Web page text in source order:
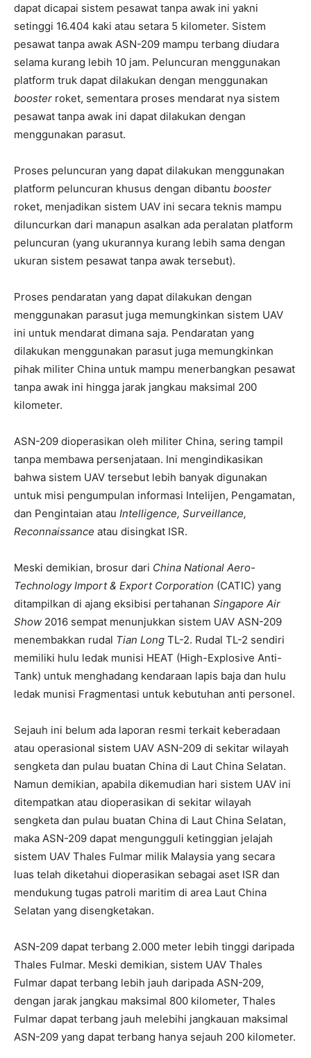
dapat dicapai sistem pesawat tanpa awak ini yakni
setinggi 16.404 kaki atau setara 5 kilometer. Sistem
pesawat tanpa awak ASN-209 mampu terbang diudara
selama kurang lebih 10 jam. Peluncuran menggunakan
platform truk dapat dilakukan dengan menggunakan
booster roket, sementara proses mendarat nya sistem
pesawat tanpa awak ini dapat dilakukan dengan
menggunakan parasut.
Proses peluncuran yang dapat dilakukan menggunakan
platform peluncuran khusus dengan dibantu booster
roket, menjadikan sistem UAV ini secara teknis mampu
diluncurkan dari manapun asalkan ada peralatan platform
peluncuran (yang ukurannya kurang lebih sama dengan
ukuran sistem pesawat tanpa awak tersebut).
Proses pendaratan yang dapat dilakukan dengan
menggunakan parasut juga memungkinkan sistem UAV
ini untuk mendarat dimana saja. Pendaratan yang
dilakukan menggunakan parasut juga memungkinkan
pihak militer China untuk mampu menerbangkan pesawat
tanpa awak ini hingga jarak jangkau maksimal 200
kilometer.
ASN-209 dioperasikan oleh militer China, sering tampil
tanpa membawa persenjataan. Ini mengindikasikan
bahwa sistem UAV tersebut lebih banyak digunakan
untuk misi pengumpulan informasi Intelijen, Pengamatan,
dan Pengintaian atau Intelligence, Surveillance,
Reconnaissance atau disingkat ISR.
Meski demikian, brosur dari China National Aero-
Technology Import & Export Corporation (CATIC) yang
ditampilkan di ajang eksibisi pertahanan Singapore Air
Show 2016 sempat menunjukkan sistem UAV ASN-209
menembakkan rudal Tian Long TL-2. Rudal TL-2 sendiri
memiliki hulu ledak munisi HEAT (High-Explosive Anti-
Tank) untuk menghadang kendaraan lapis baja dan hulu
ledak munisi Fragmentasi untuk kebutuhan anti personel.
Sejauh ini belum ada laporan resmi terkait keberadaan
atau operasional sistem UAV ASN-209 di sekitar wilayah
sengketa dan pulau buatan China di Laut China Selatan.
Namun demikian, apabila dikemudian hari sistem UAV ini
ditempatkan atau dioperasikan di sekitar wilayah
sengketa dan pulau buatan China di Laut China Selatan,
maka ASN-209 dapat mengungguli ketinggian jelajah
sistem UAV Thales Fulmar milik Malaysia yang secara
luas telah diketahui dioperasikan sebagai aset ISR dan
mendukung tugas patroli maritim di area Laut China
Selatan yang disengketakan.
ASN-209 dapat terbang 2.000 meter lebih tinggi daripada
Thales Fulmar. Meski demikian, sistem UAV Thales
Fulmar dapat terbang lebih jauh daripada ASN-209,
dengan jarak jangkau maksimal 800 kilometer, Thales
Fulmar dapat terbang jauh melebihi jangkauan maksimal
ASN-209 yang dapat terbang hanya sejauh 200 kilometer.